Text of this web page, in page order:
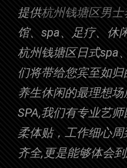
提供杭州钱塘区男士
馆、spa、足疗、休
杭州钱塘区日式spa
们将带给您宾至如
养生休闲的最理想
SPA,我们有专业艺
柔体贴，工作细心
齐全,更是能够体会到